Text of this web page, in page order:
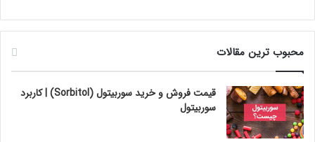
محبوب ترین مقالات
قیمت فروش و خرید سوربیتول (Sorbitol) | کاربرد
سوربیتول